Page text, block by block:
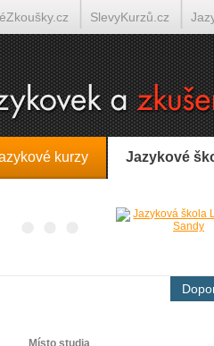
kurzy Jazykové
Místo studia
SlevyKurzů.cz
on-line Tlumočení-